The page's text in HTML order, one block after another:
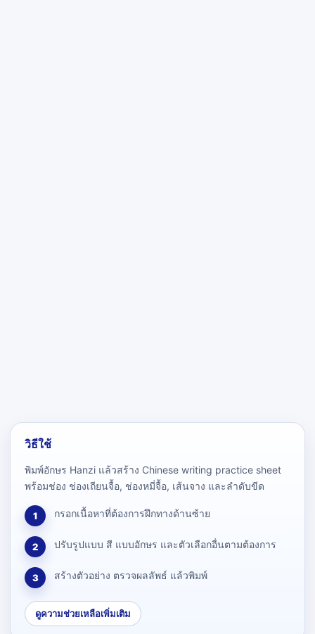
วิธีใช้
พิมพ์อักษร Hanzi แล้วสร้าง Chinese writing practice sheet
พร้อมช่อง ช่องเถียนจื้อ, ช่องหมี่จื้อ, เส้นจาง และลำดับขีด
1 กรอกเนื้อหาที่ต้องการฝึกทางด้านซ้าย
2 ปรับรูปแบบ สี แบบอักษร และตัวเลือกอื่นตามต้องการ
3 สร้างตัวอย่าง ตรวจผลลัพธ์ แล้วพิมพ์
ดูความช่วยเหลือเพิ่มเติม